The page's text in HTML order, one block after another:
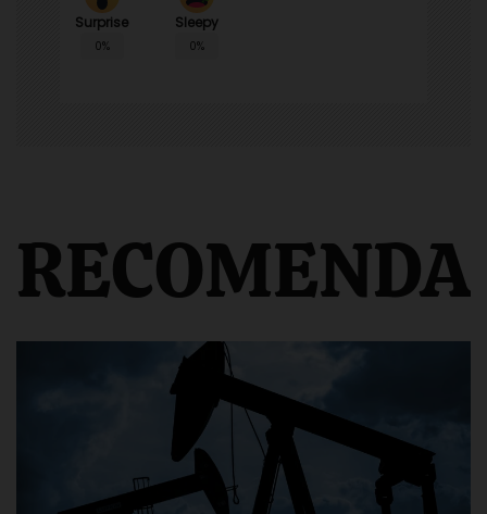
Surprise
0%
Sleepy
0%